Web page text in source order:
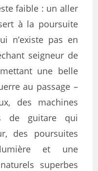
faible : un aller
à la poursuite
n’existe pas en
seigneur de
une belle
au passage –
des machines
de guitare qui
des poursuites
et une
superbes